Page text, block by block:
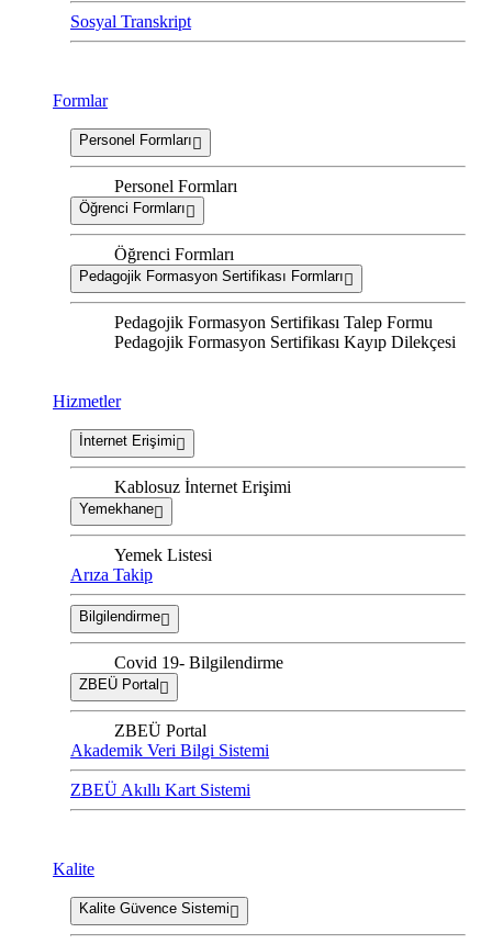
Sosyal Transkript
Formlar
Personel Formları
Personel Formları
Öğrenci Formları
Öğrenci Formları
Pedagojik Formasyon Sertifikası Formları
Pedagojik Formasyon Sertifikası Talep Formu
Pedagojik Formasyon Sertifikası Kayıp Dilekçesi
Hizmetler
İnternet Erişimi
Kablosuz İnternet Erişimi
Yemekhane
Yemek Listesi
Arıza Takip
Bilgilendirme
Covid 19- Bilgilendirme
ZBEÜ Portal
ZBEÜ Portal
Akademik Veri Bilgi Sistemi
ZBEÜ Akıllı Kart Sistemi
Kalite
Kalite Güvence Sistemi